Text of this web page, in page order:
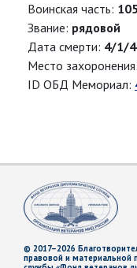
Воинская часть:
Звание: рядовой
Дата смерти: 4/1/
Место захоронения:
ID ОБД Мемориал:
© 2017–2026
правовой и материальной